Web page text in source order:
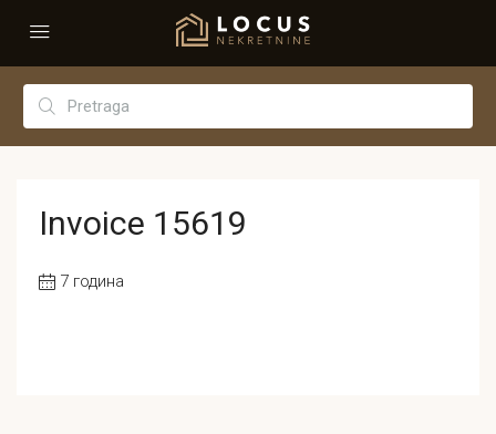
Invoice 15619
7 година